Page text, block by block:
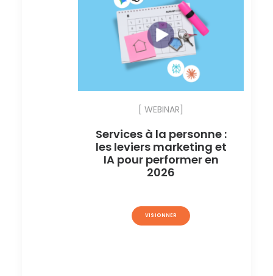
[ WEBINAR]
Services à la personne :
les leviers marketing et
IA pour performer en
2026
VISIONNER